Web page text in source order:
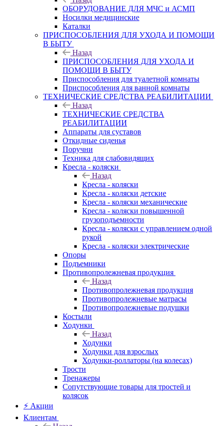
ОБОРУДОВАНИЕ ДЛЯ МЧС и АСМП
Носилки медицинские
Каталки
ПРИСПОСОБЛЕНИЯ ДЛЯ УХОДА И ПОМОЩИ
В БЫТУ
Назад
ПРИСПОСОБЛЕНИЯ ДЛЯ УХОДА И
ПОМОЩИ В БЫТУ
Приспособления для туалетной комнаты
Приспособления для ванной комнаты
ТЕХНИЧЕСКИЕ СРЕДСТВА РЕАБИЛИТАЦИИ
Назад
ТЕХНИЧЕСКИЕ СРЕДСТВА
РЕАБИЛИТАЦИИ
Аппараты для суставов
Откидные сиденья
Поручни
Техника для слабовидящих
Кресла - коляски
Назад
Кресла - коляски
Кресла - коляски детские
Кресла - коляски механические
Кресла - коляски повышенной
грузоподъемности
Кресла - коляски с управлением одной
рукой
Кресла - коляски электрические
Опоры
Подъемники
Противопролежневая продукция
Назад
Противопролежневая продукция
Противопролежневые матрасы
Противопролежневые подушки
Костыли
Ходунки
Назад
Ходунки
Ходунки для взрослых
Ходунки-роллаторы (на колесах)
Трости
Тренажеры
Сопутствующие товары для тростей и
колясок
⚡ Акции
Клиентам